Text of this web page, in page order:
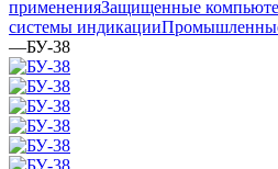
примененияЗащищенные
системы индикации
—БУ-38